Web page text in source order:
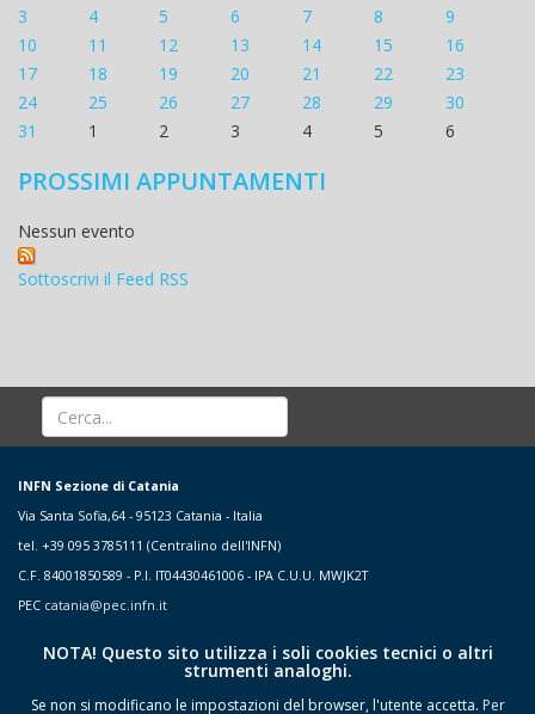
3
4 5 6 7 8
9
10
11 12 13 14 15
16
17
18 19 20 21 22
23
24
25 26 27 28 29
30
31
1 2 3 4 5 6
PROSSIMI APPUNTAMENTI
Nessun evento
Sottoscrivi il Feed RSS
INFN Sezione di Catania
Via Santa Sofia,64 - 95123 Catania - Italia
tel. +39 095 3785111 (Centralino dell'INFN)
C.F. 84001850589 - P.I. IT04430461006 - IPA C.U.U. MWJK2T
PEC catania@pec.infn.it
NOTA! Questo sito utilizza i soli cookies tecnici o altri
strumenti analoghi.
Se non si modificano le impostazioni del browser, l'utente accetta. Per